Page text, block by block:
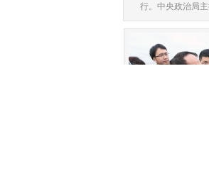
行。中央政治局